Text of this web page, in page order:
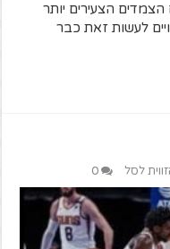
הצעירים יותר
לעשות זאת כבר
לסל 0